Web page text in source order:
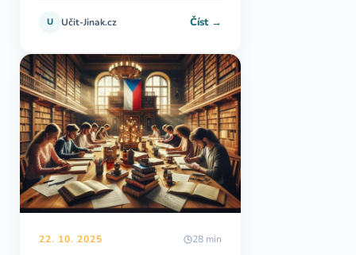
U Učit-Jinak.cz Číst →
22. 10. 2025 28 min